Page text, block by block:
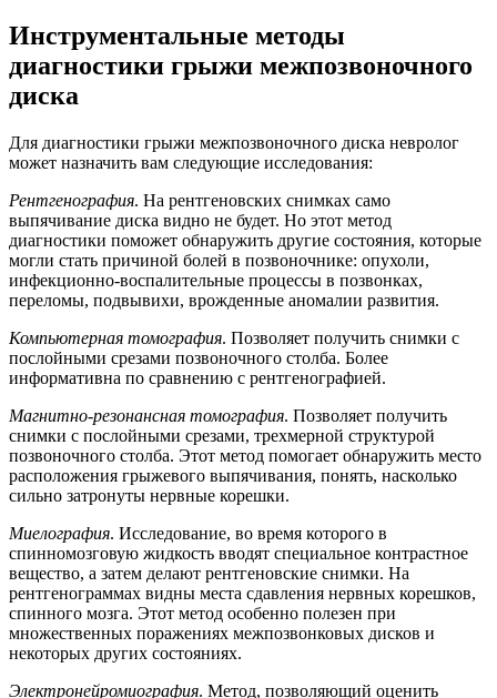
Инструментальные методы
диагностики грыжи межпозвоночного
диска
Для диагностики грыжи межпозвоночного диска невролог
может назначить вам следующие исследования:
Рентгенография. На рентгеновских снимках само
выпячивание диска видно не будет. Но этот метод
диагностики поможет обнаружить другие состояния, которые
могли стать причиной болей в позвоночнике: опухоли,
инфекционно-воспалительные процессы в позвонках,
переломы, подвывихи, врожденные аномалии развития.
Компьютерная томография. Позволяет получить снимки с
послойными срезами позвоночного столба. Более
информативна по сравнению с рентгенографией.
Магнитно-резонансная томография. Позволяет получить
снимки с послойными срезами, трехмерной структурой
позвоночного столба. Этот метод помогает обнаружить место
расположения грыжевого выпячивания, понять, насколько
сильно затронуты нервные корешки.
Миелография. Исследование, во время которого в
спинномозговую жидкость вводят специальное контрастное
вещество, а затем делают рентгеновские снимки. На
рентгенограммах видны места сдавления нервных корешков,
спинного мозга. Этот метод особенно полезен при
множественных поражениях межпозвонковых дисков и
некоторых других состояниях.
Электронейромиография. Метод, позволяющий оценить